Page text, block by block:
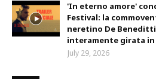
'In eterno amore'
Festival: la
neretino De
interamente girata in
July 29, 2026